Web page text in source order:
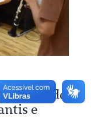
de
e